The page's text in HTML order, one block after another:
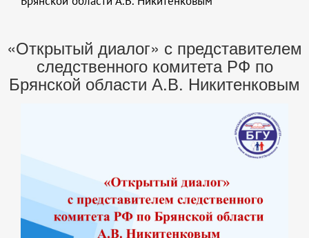
«Открытый диалог» с представителем
следственного комитета РФ по
Брянской области А.В. Никитенковым